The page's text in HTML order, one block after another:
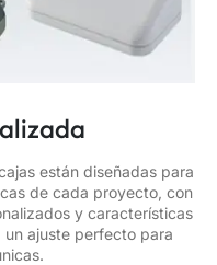
están diseñadas para
de cada proyecto, con
y características
ajuste perfecto para